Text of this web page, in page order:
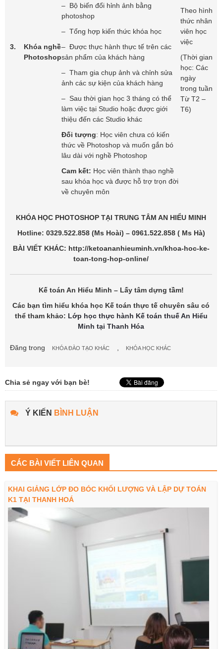
3. Khóa nghề
Photoshop
– Bộ biến đổi hỉnh ảnh bằng
photoshop
– Tổng hợp kiến thức khóa học
– Được thực hành thực tế trên các
sản phẩm của khách hàng
– Tham gia chụp ảnh và chỉnh sửa
ảnh các sự kiện của khách hàng
– Sau thời gian học 3 tháng có thể
làm việc tại Studio hoặc được giới
thiệu đến các Studio khác
Đối tượng: Học viên chưa có kiến
thức về Photoshop và muốn gắn bó
lâu dài với nghề Photoshop
Cam kết: Học viên thành thạo nghề
sau khóa học và được hỗ trợ trọn đời
về chuyên môn
Theo hình
thức nhân
viên học
việc
(Thời gian
học: Các
ngày
trong tuần
Từ T2 –
T6)
KHÓA HỌC PHOTOSHOP TẠI TRUNG TÂM AN HIỂU MINH
Hotline: 0329.522.858 (Ms Hoài) – 0961.522.858 ( Ms Hà)
BÀI VIẾT KHÁC: http://ketoananhieuminh.vn/khoa-hoc-ke-
toan-tong-hop-online/
Kế toán An Hiểu Minh – Lấy tâm dựng tầm!
Các bạn tìm hiểu khóa học Kế toán thực tế chuyên sâu có
thể tham khảo: Lớp học thực hành Kế toán thuế An Hiểu
Minh tại Thanh Hóa
Đăng trong KHÓA ĐÀO TẠO KHÁC , KHÓA HỌC KHÁC
Chia sẻ ngay với bạn bè!
Ý KIẾN BÌNH LUẬN
CÁC BÀI VIẾT LIÊN QUAN
KHAI GIẢNG LỚP ĐO BÓC KHỐI LƯỢNG VÀ LẬP DỰ TOÁN
K1 TẠI THANH HOÁ